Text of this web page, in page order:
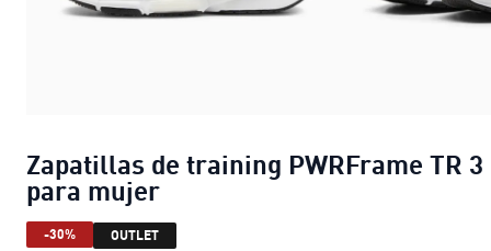
Zapatillas de training PWRFrame TR 3
para mujer
-30% OUTLET